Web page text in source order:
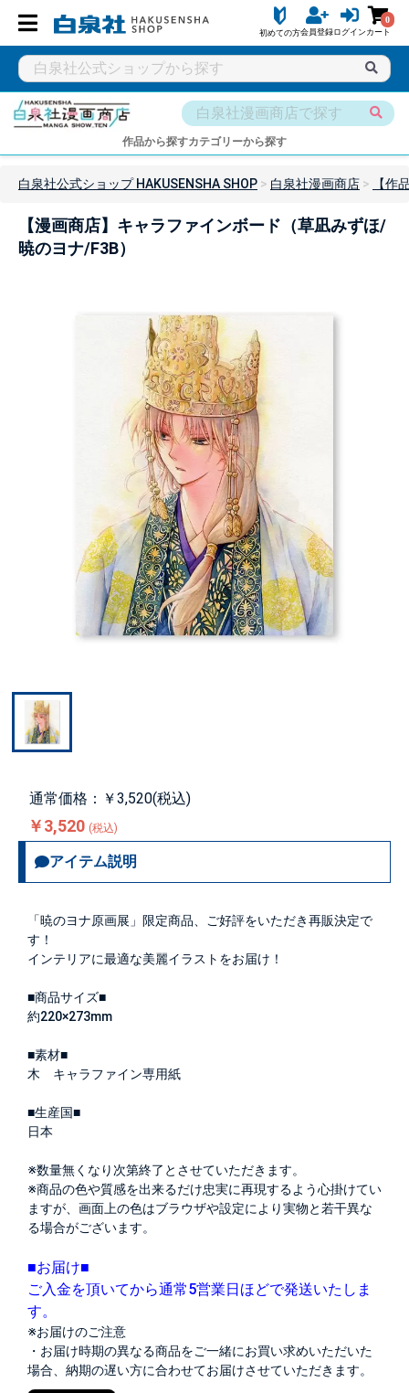
初めての方会員登録ログイン
0
カート
作品から探すカテゴリーから探す
白泉社公式ショップ HAKUSENSHA SHOP 白泉社漫画商店 【作
【漫画商店】キャラファインボード（草凪みずほ/
暁のヨナ/F3B）
通常価格：￥3,520(税込)
￥3,520 (税込)
アイテム説明
「暁のヨナ原画展」限定商品、ご好評をいただき再販決定で
す！
インテリアに最適な美麗イラストをお届け！
■商品サイズ■
約220×273mm
■素材■
木 キャラファイン専用紙
■生産国■
日本
※数量無くなり次第終了とさせていただきます。
※商品の色や質感を出来るだけ忠実に再現するよう心掛けてい
ますが、画面上の色はブラウザや設定により実物と若干異な
る場合がございます。
■お届け■
ご入金を頂いてから通常5営業日ほどで発送いたしま
す。
※お届けのご注意
・お届け時期の異なる商品をご一緒にお買い求めいただいた
場合、納期の遅い方に合わせてお届けさせていただきます。